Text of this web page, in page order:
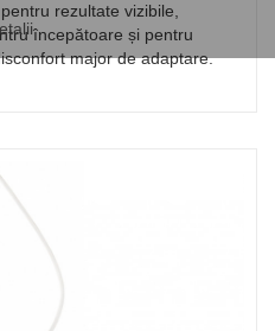
rezultate vizibile,
începătoare și pentru
major de adaptare.